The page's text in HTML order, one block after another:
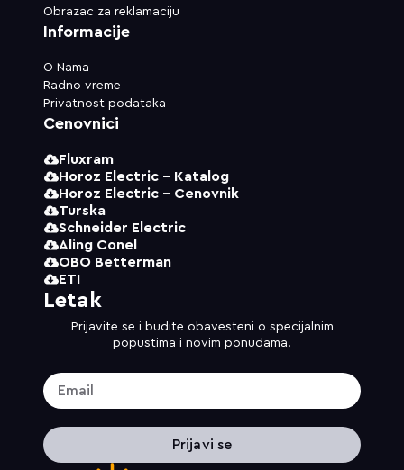
Obrazac za reklamaciju
Informacije
O Nama
Radno vreme
Privatnost podataka
Cenovnici
Fluxram
Horoz Electric - Katalog
Horoz Electric - Cenovnik
Turska
Schneider Electric
Aling Conel
OBO Betterman
ETI
Letak
Prijavite se i budite obavesteni o specijalnim
popustima i novim ponudama.
Prijavi se